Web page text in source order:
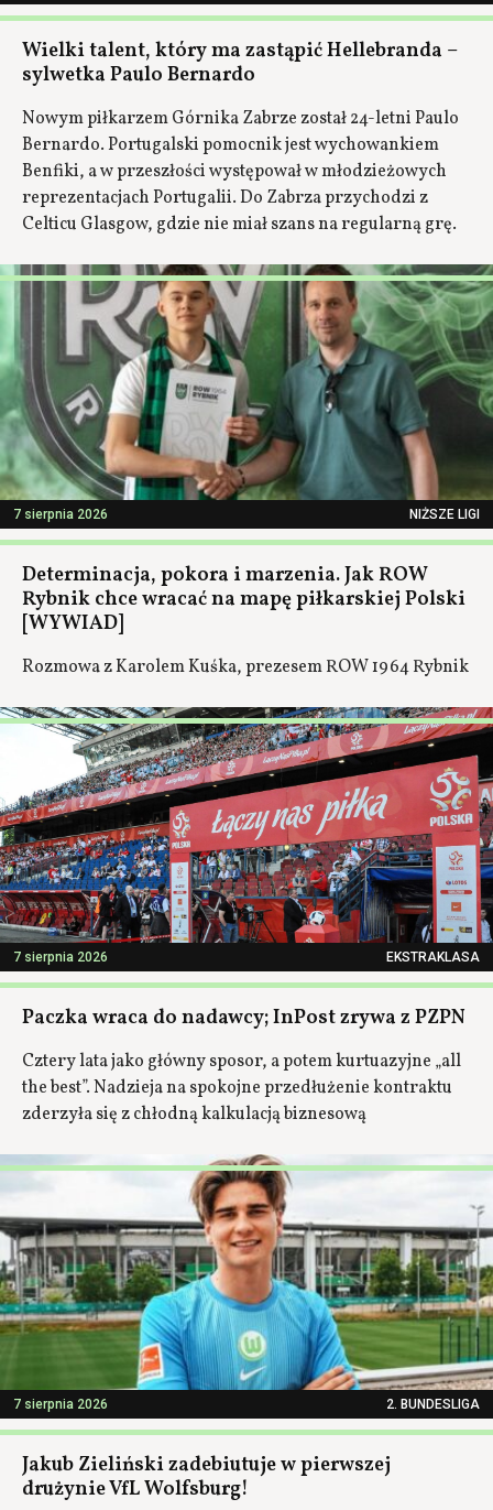
Wielki talent, który ma zastąpić Hellebranda –
sylwetka Paulo Bernardo
Nowym piłkarzem Górnika Zabrze został 24-letni Paulo
Bernardo. Portugalski pomocnik jest wychowankiem
Benfiki, a w przeszłości występował w młodzieżowych
reprezentacjach Portugalii. Do Zabrza przychodzi z
Celticu Glasgow, gdzie nie miał szans na regularną grę.
7 sierpnia 2026 NIŻSZE LIGI
Determinacja, pokora i marzenia. Jak ROW
Rybnik chce wracać na mapę piłkarskiej Polski
[WYWIAD]
Rozmowa z Karolem Kuśka, prezesem ROW 1964 Rybnik
7 sierpnia 2026 EKSTRAKLASA
Paczka wraca do nadawcy; InPost zrywa z PZPN
Cztery lata jako główny sposor, a potem kurtuazyjne „all
the best”. Nadzieja na spokojne przedłużenie kontraktu
zderzyła się z chłodną kalkulacją biznesową
7 sierpnia 2026 2. BUNDESLIGA
Jakub Zieliński zadebiutuje w pierwszej
drużynie VfL Wolfsburg!